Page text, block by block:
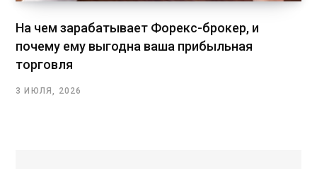
На чем зарабатывает Форекс-брокер, и
почему ему выгодна ваша прибыльная
торговля
3 ИЮЛЯ, 2026